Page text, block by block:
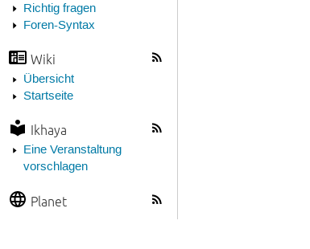
Richtig fragen
Foren-Syntax
Wiki
Übersicht
Startseite
Ikhaya
Eine Veranstaltung
vorschlagen
Planet